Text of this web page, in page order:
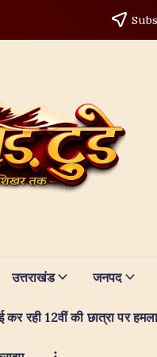
उत्तराखंड जनपद
रही 12वीं की छात्रा पर